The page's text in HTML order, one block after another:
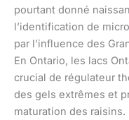
pourtant donné
l’identification de
par l’influence des
En Ontario, les lacs
crucial de régulateur
des gels extrêmes et
maturation des